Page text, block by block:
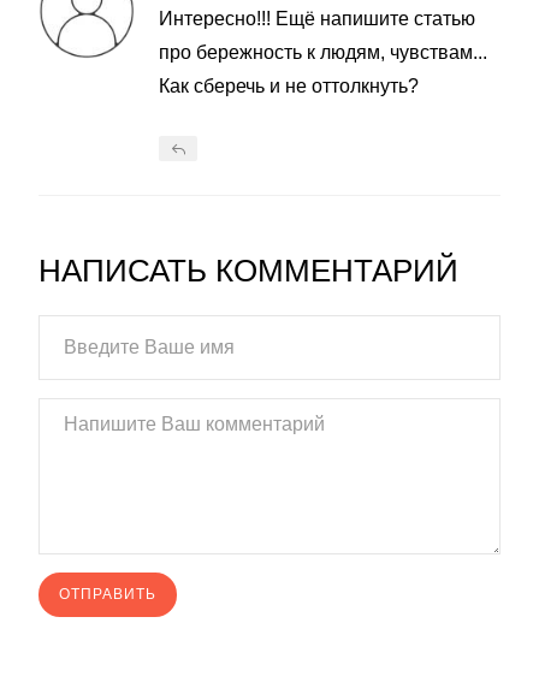
Интересно!!! Ещё напишите статью
про бережность к людям, чувствам...
Как сберечь и не оттолкнуть?
НАПИСАТЬ КОММЕНТАРИЙ